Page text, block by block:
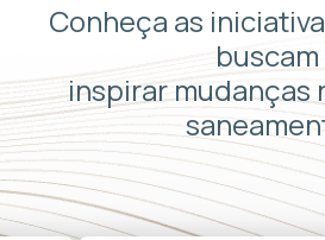
Conheça as
buscam
inspirar mudanças